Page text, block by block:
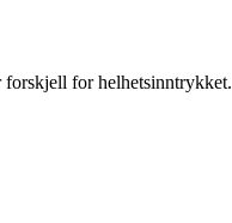
forskjell for helhetsinntrykket.